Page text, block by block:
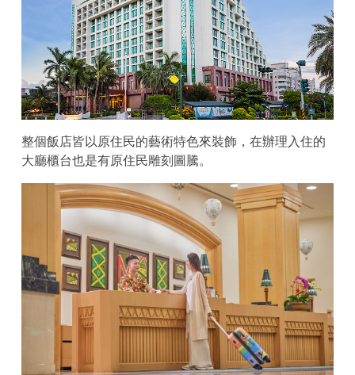
整個飯店皆以原住民的藝術特色來裝飾，在辦理入住的
大廳櫃台也是有原住民雕刻圖騰。